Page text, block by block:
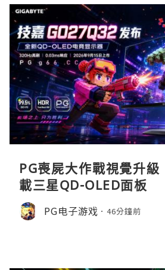
PG喪屍大作戰視覺升級
載三星QD-OLED面板
PG电子游戏 46分鐘前